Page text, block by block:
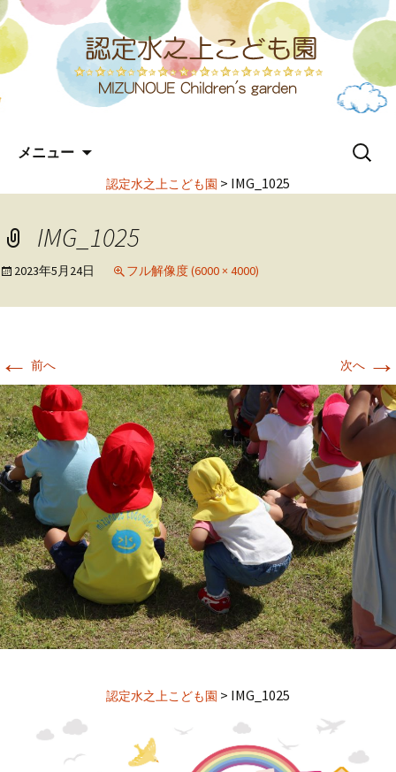
メニュー
ン
へ
キ
プ
検
認定水之上こども園 > IMG_1025
IMG_1025
2023年5月24日 フル解像度 (6000 × 4000)
← 前へ 次へ →
認定水之上こども園 > IMG_1025